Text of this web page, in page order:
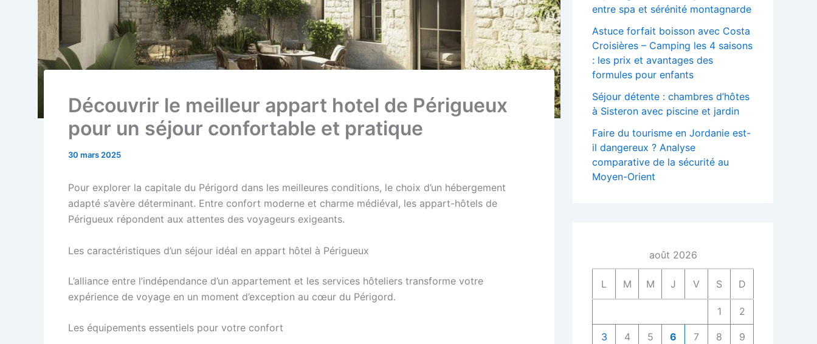
Découvrir le meilleur appart hotel de Périgueux
pour un séjour confortable et pratique
30 mars 2025
Pour explorer la capitale du Périgord dans les meilleures conditions, le choix d’un hébergement
adapté s’avère déterminant. Entre confort moderne et charme médiéval, les appart-hôtels de
Périgueux répondent aux attentes des voyageurs exigeants.
Les caractéristiques d’un séjour idéal en appart hôtel à Périgueux
L’alliance entre l’indépendance d’un appartement et les services hôteliers transforme votre
expérience de voyage en un moment d’exception au cœur du Périgord.
Les équipements essentiels pour votre confort
entre spa et sérénité montagnarde
Astuce forfait boisson avec Costa
Croisières – Camping les 4 saisons
: les prix et avantages des
formules pour enfants
Séjour détente : chambres d’hôtes
à Sisteron avec piscine et jardin
Faire du tourisme en Jordanie est-
il dangereux ? Analyse
comparative de la sécurité au
Moyen-Orient
août 2026
L M M J V S D
1 2
3 4 5 6 7 8 9